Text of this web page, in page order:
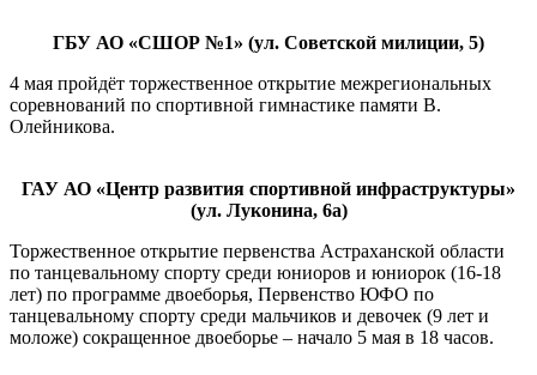
ГБУ АО «СШОР №1» (ул. Советской милиции, 5)
4 мая пройдёт торжественное открытие межрегиональных
соревнований по спортивной гимнастике памяти В.
Олейникова.
ГАУ АО «Центр развития спортивной инфраструктуры»
(ул. Луконина, 6а)
Торжественное открытие первенства Астраханской области
по танцевальному спорту среди юниоров и юниорок (16-18
лет) по программе двоеборья, Первенство ЮФО по
танцевальному спорту среди мальчиков и девочек (9 лет и
моложе) сокращенное двоеборье – начало 5 мая в 18 часов.